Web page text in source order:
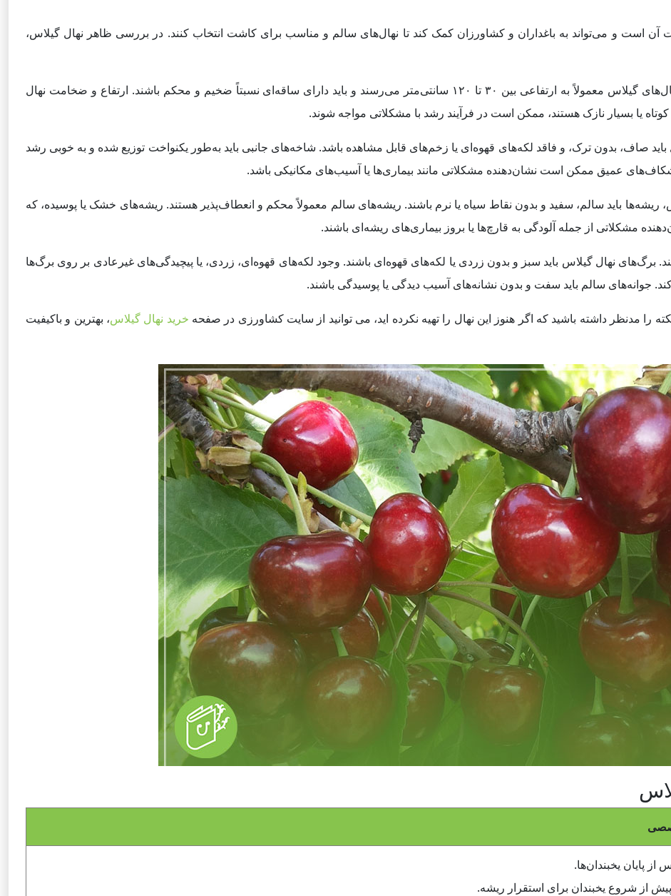
است و می‌تواند به باغداران و کشاورزان کمک کند تا نهال‌های سالم و مناسب برای کاشت انتخاب کنند. در بررسی ظاهر نهال گیلاس،
ارتفاع و ضخامت نهال از اولین نکات قابل توجه است. نهال‌های گیلاس معمولاً به ارتفاعی بین ۳۰ تا ۱۲۰ سانتی‌متر می‌رسند و باید دارای ساقه‌ای نسبتاً ضخیم و محکم باشند. ارتفاع و ضخامت نهال
یا بسیار نازک هستند، ممکن است در فرآیند رشد با مشکلاتی مواجه شوند.
صاف، بدون ترک، و فاقد لکه‌های قهوه‌ای یا زخم‌های قابل مشاهده باشد. شاخه‌های جانبی باید به‌طور یکنواخت توزیع شده و به خوبی رشد
عمیق ممکن است نشان‌دهنده مشکلاتی مانند بیماری‌ها یا آسیب‌های مکانیکی باشد.
ریشه‌ها باید سالم، سفید و بدون نقاط سیاه یا نرم باشند. ریشه‌های سالم معمولاً محکم و انعطاف‌پذیر هستند. ریشه‌های خشک یا پوسیده، که
مشکلاتی از جمله آلودگی به قارچ‌ها یا بروز بیماری‌های ریشه‌ای باشند.
برگ‌های نهال گیلاس باید سبز و بدون زردی یا لکه‌های قهوه‌ای باشند. وجود لکه‌های قهوه‌ای، زردی، یا پیچیدگی‌های غیرعادی بر روی برگ‌ها
جوانه‌های سالم باید سفت و بدون نشانه‌های آسیب دیدگی یا پوسیدگی باشند.
مدنظر داشته باشید که اگر هنوز این نهال را تهیه نکرده اید، می توانید از سایت کشاورزی در صفحه خرید نهال گیلاس، بهترین و باکیفیت
از پایان یخبندان‌ها.
پیش از شروع یخبندان برای استقرار ریشه.